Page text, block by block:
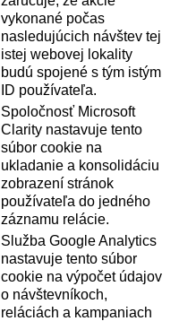
vykonané počas
nasledujúcich návštev tej
istej webovej lokality
budú spojené s tým istým
ID používateľa.
Spoločnosť Microsoft
Clarity nastavuje tento
súbor cookie na
ukladanie a konsolidáciu
zobrazení stránok
používateľa do jedného
záznamu relácie.
Služba Google Analytics
nastavuje tento súbor
cookie na výpočet údajov
o návštevníkoch,
reláciách a kampaniach